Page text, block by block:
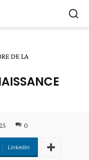
DE LA
0
Linkedin